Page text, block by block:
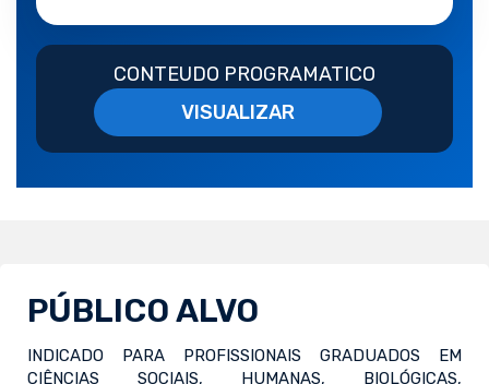
CONTEUDO PROGRAMATICO
VISUALIZAR
PÚBLICO ALVO
INDICADO PARA PROFISSIONAIS GRADUADOS EM
CIÊNCIAS SOCIAIS, HUMANAS, BIOLÓGICAS,